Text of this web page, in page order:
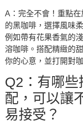
A：完全不會！重點
的黑咖啡，選擇風味
例如帶有花果香氣的
溶咖啡。搭配精緻的
你的心意，並打開對
Q2：有哪些
配，可以讓
易接受？